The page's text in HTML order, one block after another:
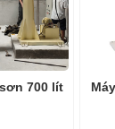
sơn
những bước
sử dụng vào
700 lít